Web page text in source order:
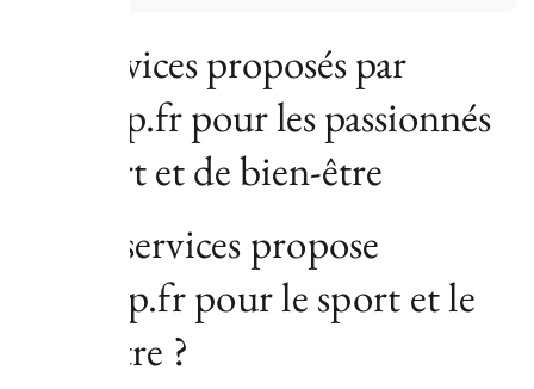
Les services proposés par
sportrip.fr pour les passionnés
de sport et de bien-être
Quels services propose
sportrip.fr pour le sport et le
bien-être ?